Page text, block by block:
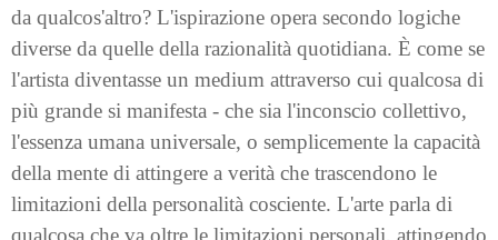
da qualcos'altro? L'ispirazione opera secondo logiche
diverse da quelle della razionalità quotidiana. È come se
l'artista diventasse un medium attraverso cui qualcosa di
più grande si manifesta - che sia l'inconscio collettivo,
l'essenza umana universale, o semplicemente la capacità
della mente di attingere a verità che trascendono le
limitazioni della personalità cosciente. L'arte parla di